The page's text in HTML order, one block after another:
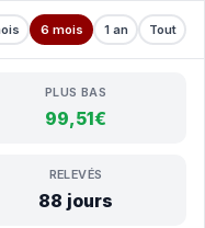
6 mois 1 an Tout
PLUS BAS
99,51€
RELEVÉS
88 jours